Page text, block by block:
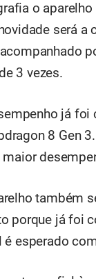
o
será
3 vezes.
já
8 Gen
também
porque já foi
esperado